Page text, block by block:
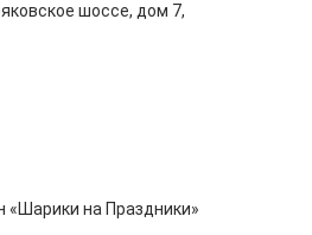
шоссе, дом 7,
«Шарики на Праздники»